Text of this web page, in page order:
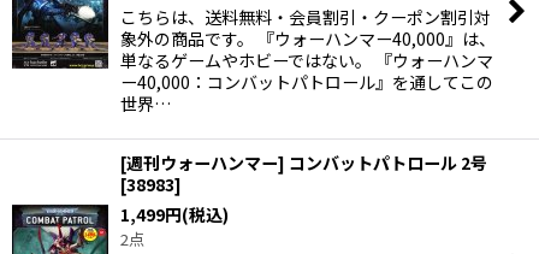
こちらは、送料無料・会員割引・クーポン割引対
象外の商品です。 『ウォーハンマー40,000』は、
単なるゲームやホビーではない。 『ウォーハンマ
ー40,000：コンバットパトロール』を通してこの
世界…
[週刊ウォーハンマー] コンバットパトロール 2号
[38983]
1,499円(税込)
2点